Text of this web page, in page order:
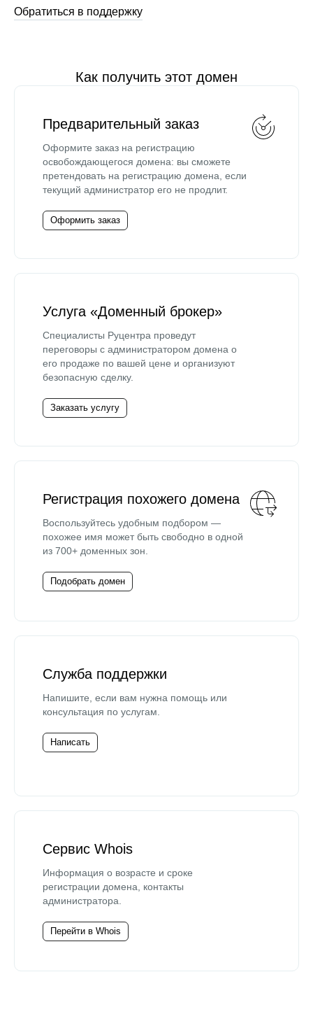
Обратиться в поддержку
Как получить этот домен
Предварительный заказ
Оформите заказ на регистрацию
освобождающегося домена: вы сможете
претендовать на регистрацию домена, если
текущий администратор его не продлит.
Оформить заказ
Услуга «Доменный брокер»
Специалисты Руцентра проведут
переговоры с администратором домена о
его продаже по вашей цене и организуют
безопасную сделку.
Заказать услугу
Регистрация похожего домена
Воспользуйтесь удобным подбором —
похожее имя может быть свободно в одной
из 700+ доменных зон.
Подобрать домен
Служба поддержки
Напишите, если вам нужна помощь или
консультация по услугам.
Написать
Сервис Whois
Информация о возрасте и сроке
регистрации домена, контакты
администратора.
Перейти в Whois